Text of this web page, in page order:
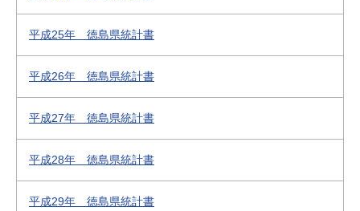
平成25年 徳島県統計書
平成26年 徳島県統計書
平成27年 徳島県統計書
平成28年 徳島県統計書
平成29年 徳島県統計書